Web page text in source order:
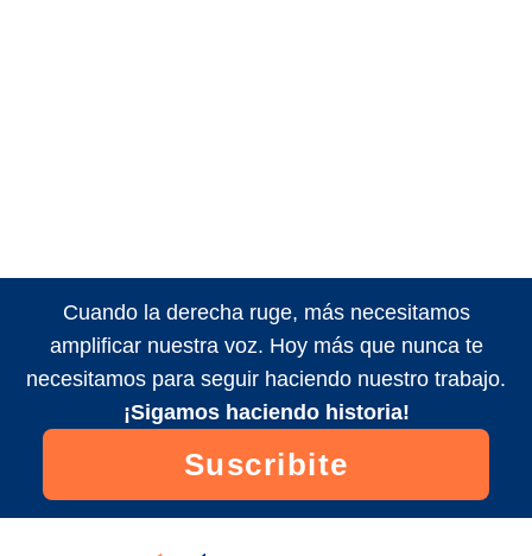
Cuando la derecha ruge, más necesitamos
amplificar nuestra voz. Hoy más que nunca te
necesitamos para seguir haciendo nuestro trabajo.
¡Sigamos haciendo historia!
Suscribite